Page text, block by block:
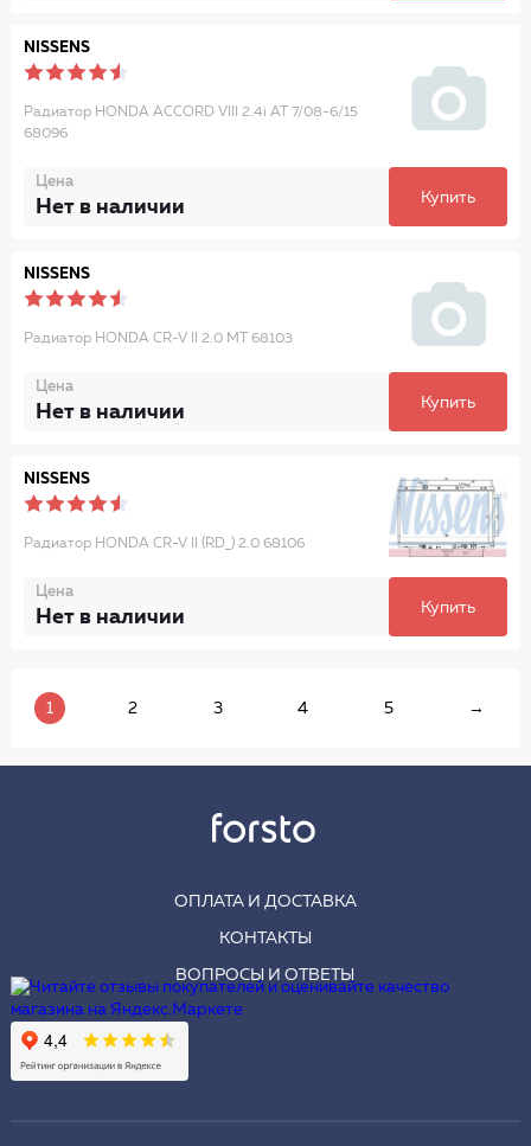
NISSENS
Радиатор HONDA ACCORD VIII 2.4i AT 7/08-6/15
68096
Цена
Нет в наличии Купить
NISSENS
Радиатор HONDA CR-V II 2.0 MT 68103
Цена
Нет в наличии Купить
NISSENS
Радиатор HONDA CR-V II (RD_) 2.0 68106
Цена
Нет в наличии Купить
1 2 3 4 5 →
ОПЛАТА И ДОСТАВКА
КОНТАКТЫ
ВОПРОСЫ И ОТВЕТЫ